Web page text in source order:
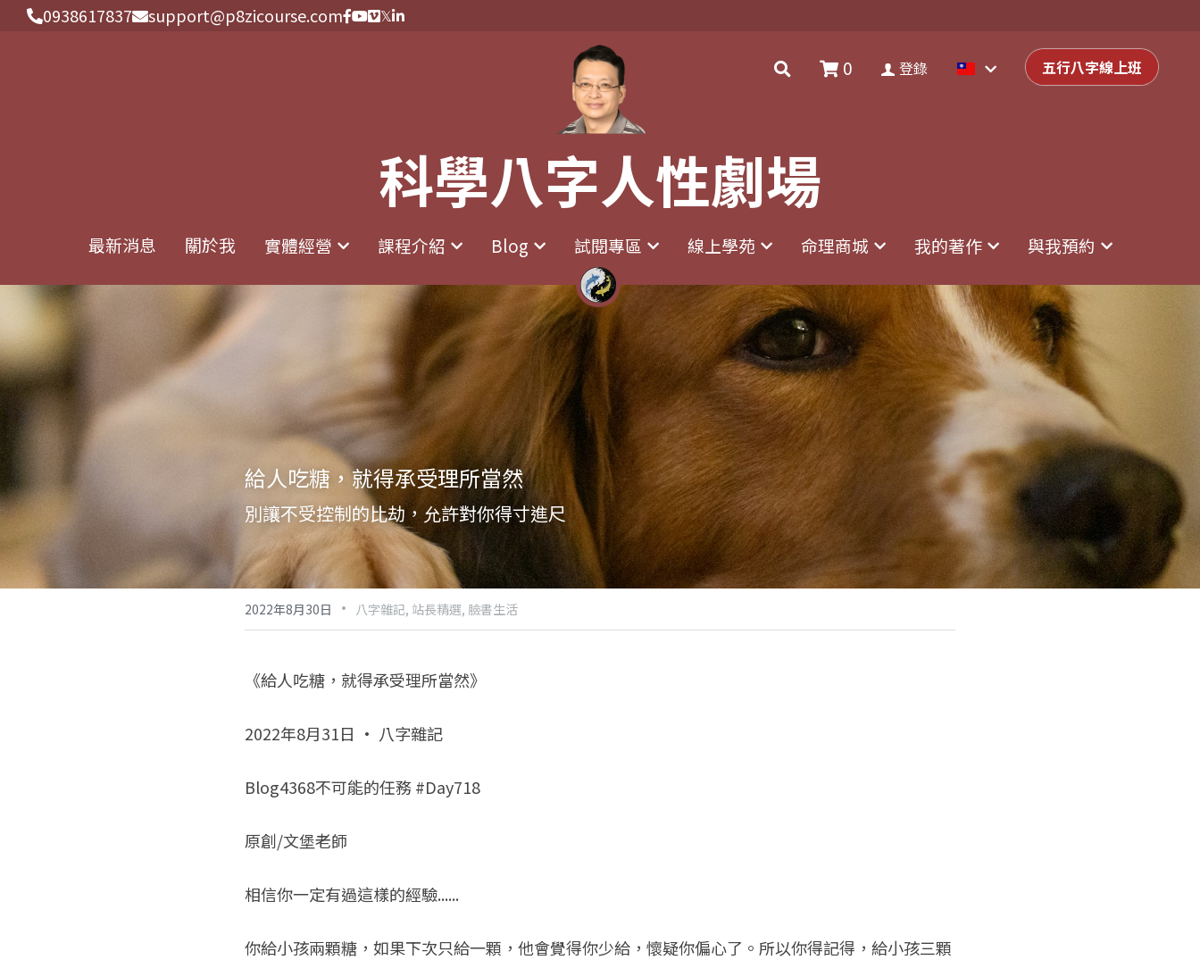
0938617837 support@p8zicourse.com
科學八字人性劇場
最新消息 關於我 實體經營 課程介紹 Blog 試閱專區 線上學苑 命理商城 我的著作 與我預約
0 登錄 五行八字線上班
0938617837 support@p8zicourse.com
科學八字人性劇場
最新消息 關於我 實體經營 課程介紹 Blog 試閱專區 線上學苑 命理商城 我的著作 與我預約
0 登錄 五行八字線上班
給人吃糖，就得承受理所當然
別讓不受控制的比劫，允許對你得寸進尺
2022年8月30日 · 八字雜記, 站長精選, 臉書生活
《給人吃糖，就得承受理所當然》
2022年8月31日 · 八字雜記
Blog4368不可能的任務 #Day718
原創/文堡老師
相信你一定有過這樣的經驗......
你給小孩兩顆糖，如果下次只給一顆，他會覺得你少給，懷疑你偏心了。所以你得記得，給小孩三顆